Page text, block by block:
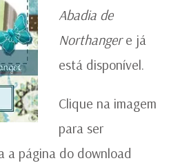
Abadia de
Northangere já
está disponível.
Clique na imagem
para ser
a página do download